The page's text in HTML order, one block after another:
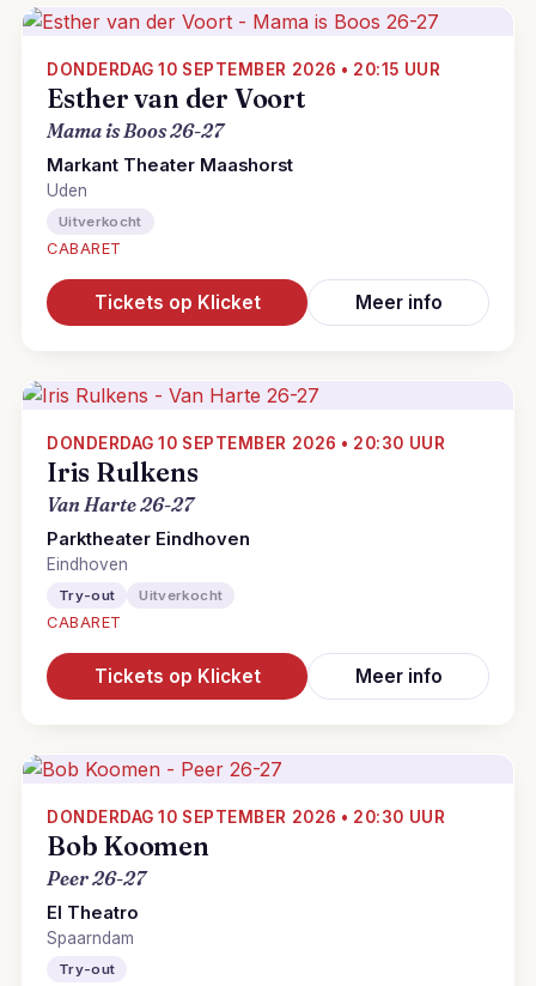
DONDERDAG 10 SEPTEMBER 2026 • 20:15 UUR
Esther van der Voort
Mama is Boos 26-27
Markant Theater Maashorst
Uden
Uitverkocht
CABARET
Tickets op Klicket Meer info
DONDERDAG 10 SEPTEMBER 2026 • 20:30 UUR
Iris Rulkens
Van Harte 26-27
Parktheater Eindhoven
Eindhoven
Try-out Uitverkocht
CABARET
Tickets op Klicket Meer info
DONDERDAG 10 SEPTEMBER 2026 • 20:30 UUR
Bob Koomen
Peer 26-27
El Theatro
Spaarndam
Try-out